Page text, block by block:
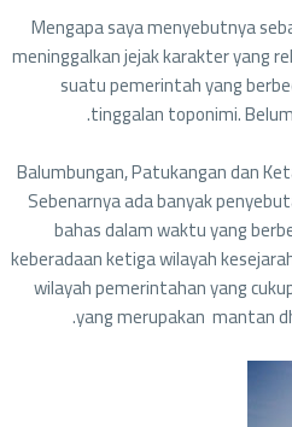
Mengapa saya menyebutnya
meninggalkan jejak karakter yang
suatu pemerintah yang
tinggalan toponimi.
Balumbungan, Patukangan dan
Sebenarnya ada banyak
bahas dalam waktu yang
keberadaan ketiga wilayah
wilayah pemerintahan yang
yang merupakan mantan